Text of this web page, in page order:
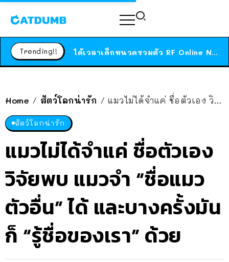
Trending!! ได้เวลาเด็กหนวดรวมตัว RF Online Next เปิดให้เล่นแล้ว เกม Sci-Fi MMORPG ระดับตำนาน เล่นได้ทั้งมือถือและ PC
สาวญี่ปุ่นโดนแมวตัวเองกัด ไม่ได้ไปหาหมอตั้งแต่เนิ่นๆ สุดท้ายขาบวม กลายเป็นโรคเนื้อเน่า เตือนทาสแมวทั้งหลายให้ระวัง
Home / สัตว์โลกน่ารัก / แมวไม่ได้จำแค่ ชื่อตัวเอง วิจัยพบ แมวจำ “ชื่อแมวตัวอื่น” ได้ และบางครั้งมันก็ “รู้ชื่อของเรา” ด้วย
สัตว์โลกน่ารัก
แมวไม่ได้จำแค่ ชื่อตัวเอง
วิจัยพบ แมวจำ “ชื่อแมว
ตัวอื่น” ได้ และบางครั้งมัน
ก็ “รู้ชื่อของเรา” ด้วย